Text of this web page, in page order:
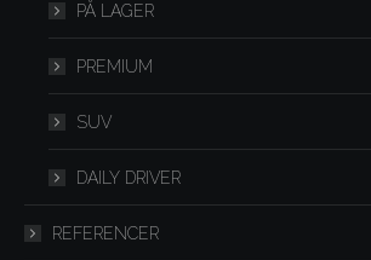
PÅ LAGER
PREMIUM
SUV
DAILY DRIVER
REFERENCER